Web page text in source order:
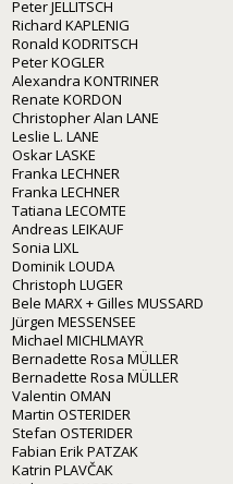
Peter JELLITSCH
Richard KAPLENIG
Ronald KODRITSCH
Peter KOGLER
Alexandra KONTRINER
Renate KORDON
Christopher Alan LANE
Leslie L. LANE
Oskar LASKE
Franka LECHNER
Franka LECHNER
Tatiana LECOMTE
Andreas LEIKAUF
Sonia LIXL
Dominik LOUDA
Christoph LUGER
Bele MARX + Gilles MUSSARD
Jürgen MESSENSEE
Michael MICHLMAYR
Bernadette Rosa MÜLLER
Bernadette Rosa MÜLLER
Valentin OMAN
Martin OSTERIDER
Stefan OSTERIDER
Fabian Erik PATZAK
Katrin PLAVČAK